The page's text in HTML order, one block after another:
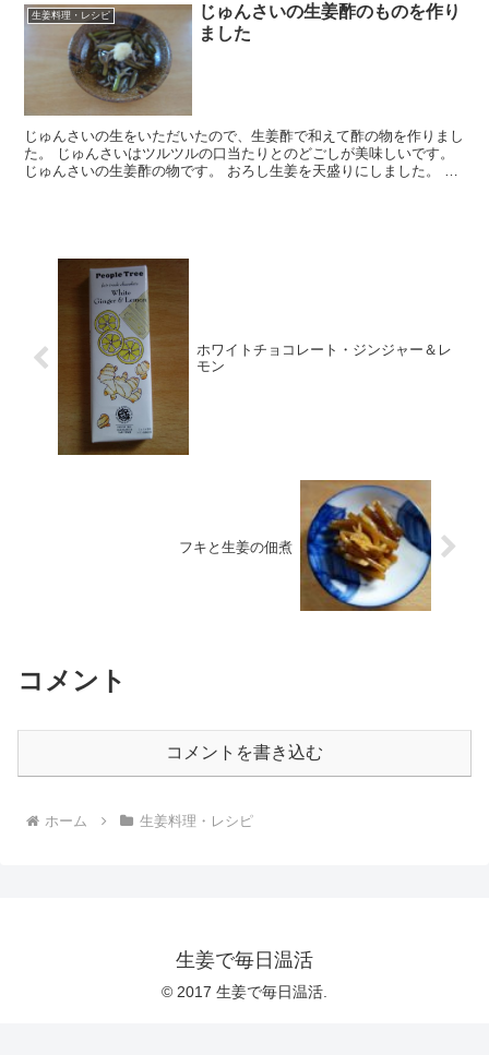
生姜料理・レシピ
じゅんさいの生姜酢のものを作り
ました
じゅんさいの生をいただいたので、生姜酢で和えて酢の物を作りまし
た。 じゅんさいはツルツルの口当たりとのどごしが美味しいです。
じゅんさいの生姜酢の物です。 おろし生姜を天盛りにしました。 〇
ホワイトチョコレート・ジンジャー＆レ
モン
フキと生姜の佃煮
コメント
コメントを書き込む
ホーム 生姜料理・レシピ
生姜で毎日温活
© 2017 生姜で毎日温活.